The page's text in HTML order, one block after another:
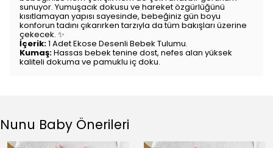
sunuyor. Yumuşacık dokusu ve hareket özgürlüğünü
kısıtlamayan yapısı sayesinde, bebeğiniz gün boyu
konforun tadını çıkarırken tarzıyla da tüm bakışları üzerine
çekecek. ✨
İçerik:1 Adet Ekose Desenli Bebek Tulumu.
Kumaş:Hassas bebek tenine dost, nefes alan yüksek
kaliteli dokuma ve pamuklu iç doku.
Nunu Baby Önerileri